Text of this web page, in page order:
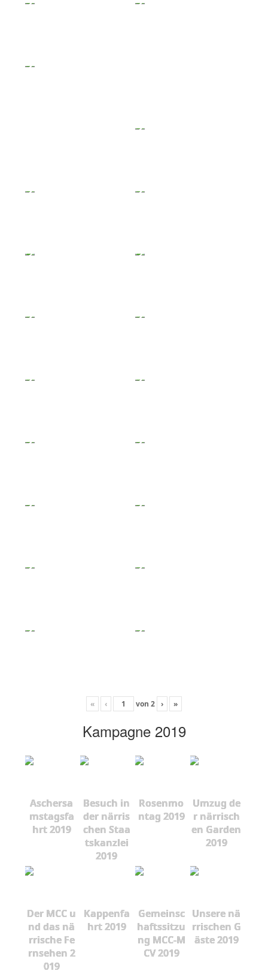
« ‹ von 2 › »
Kampagne 2019
Aschersa
mstagsfa
hrt 2019
Besuch in
der närris
chen Staa
tskanzlei
2019
Rosenmo
ntag 2019
Umzug de
r närrisch
en Garden
2019
Der MCC u
nd das nä
rrische Fe
rnsehen 2
019
Kappenfa
hrt 2019
Gemeinsc
haftssitzu
ng MCC-M
CV 2019
Unsere nä
rrischen G
äste 2019